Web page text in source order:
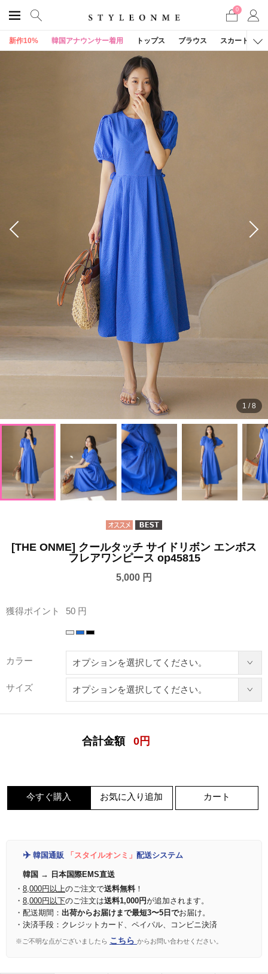
0
新作10% 韓国アナウンサー着用 トップス ブラウス スカート
1 /8
[THE ONME] クールタッチ サイドリボン エンボス
フレアワンピース op45815
5,000 円
獲得ポイント 50 円
カラー
サイズ
合計金額 0 円
今すぐ購入 お気に入り追加 カート
✈️ 韓国通販 「スタイルオンミ」 配送システム
韓国 → 日本国際EMS直送
・ 8,000円以上のご注文で送料無料！
・ 8,000円以下のご注文は送料1,000円が追加されます。
・配送期間： 出荷からお届けまで最短3〜5日でお届け。
・決済手段：クレジットカード、ペイパル、コンビニ決済
※ご不明な点がございましたら こちら からお問い合わせください。